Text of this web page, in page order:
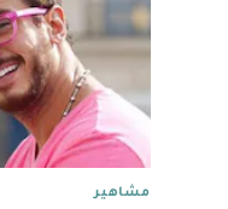
مشاهير